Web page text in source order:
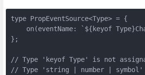
type PropEventSource<Type> = {
on(eventName: `${keyof
};
// Type 'keyof Type' is not
// Type 'string | number |